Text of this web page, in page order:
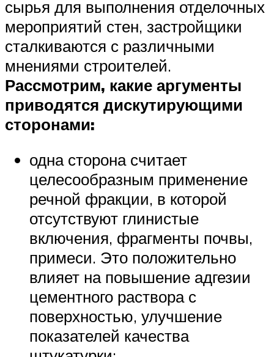
сырья для выполнения отделочных
мероприятий стен, застройщики
сталкиваются с различными
мнениями строителей.
Рассмотрим, какие аргументы
приводятся дискутирующими
сторонами:
одна сторона считает
целесообразным применение
речной фракции, в которой
отсутствуют глинистые
включения, фрагменты почвы,
примеси. Это положительно
влияет на повышение адгезии
цементного раствора с
поверхностью, улучшение
показателей качества